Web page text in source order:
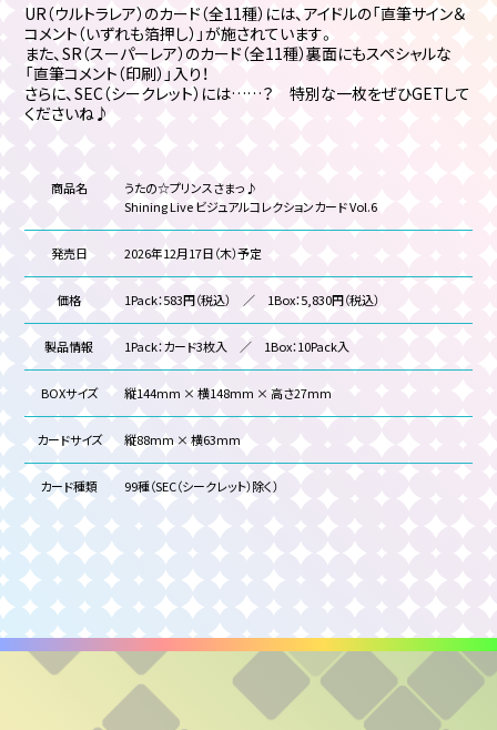
UR（ウルトラレア）のカード（全11種）には、アイドルの「直筆サイン＆
コメント（いずれも箔押し）」が施されています。
また、SR（スーパーレア）のカード（全11種）裏面にもスペシャルな
「直筆コメント（印刷）」入り！
さらに、SEC（シークレット）には……？ 特別な一枚をぜひGETして
くださいね♪
商品名
うたの☆プリンスさまっ♪
Shining Live ビジュアルコレクションカード Vol.6
発売日 2026年12月17日（木）予定
価格 1Pack：583円（税込） ／ 1Box：5,830円（税込）
製品情報 1Pack：カード3枚入 ／ 1Box：10Pack入
BOXサイズ 縦144mm × 横148mm × 高さ27mm
カードサイズ 縦88mm × 横63mm
カード種類 99種（SEC（シークレット）除く）